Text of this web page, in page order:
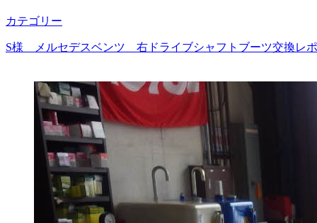
カテゴリー
S様 メルセデスベンツ 右ドライブシャフトブーツ交換レ